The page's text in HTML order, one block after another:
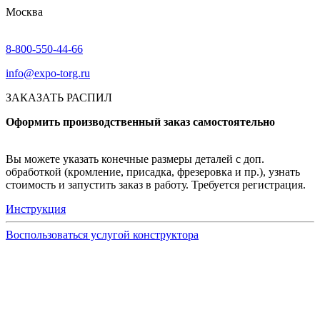
Москва
8-800-550-44-66
info@expo-torg.ru
ЗАКАЗАТЬ РАСПИЛ
Оформить производственный заказ самостоятельно
Вы можете указать конечные размеры деталей с доп.
обработкой (кромление, присадка, фрезеровка и пр.), узнать
стоимость и запустить заказ в работу. Требуется регистрация.
Инструкция
Воспользоваться услугой конструктора